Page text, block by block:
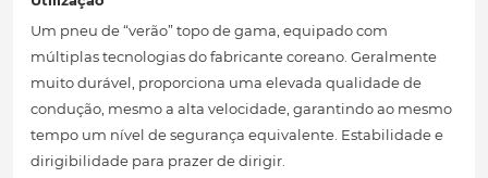
Um pneu de “verão” topo de gama, equipado com
múltiplas tecnologias do fabricante coreano. Geralmente
muito durável, proporciona uma elevada qualidade de
condução, mesmo a alta velocidade, garantindo ao mesmo
tempo um nível de segurança equivalente. Estabilidade e
dirigibilidade para prazer de dirigir.